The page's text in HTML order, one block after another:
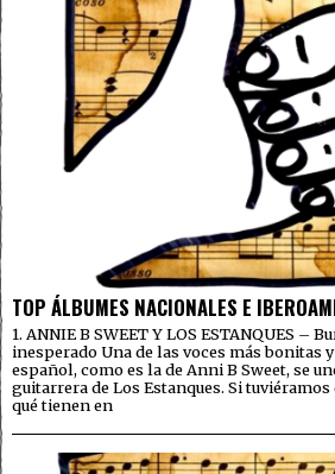
TOP ÁLBUMES NACIONALES E
1. ANNIE B SWEET Y LOS ESTANQUES –
inesperado Una de las voces más bonitas
español, como es la de Anni B Sweet, se
guitarrera de Los Estanques. Si
qué tienen en